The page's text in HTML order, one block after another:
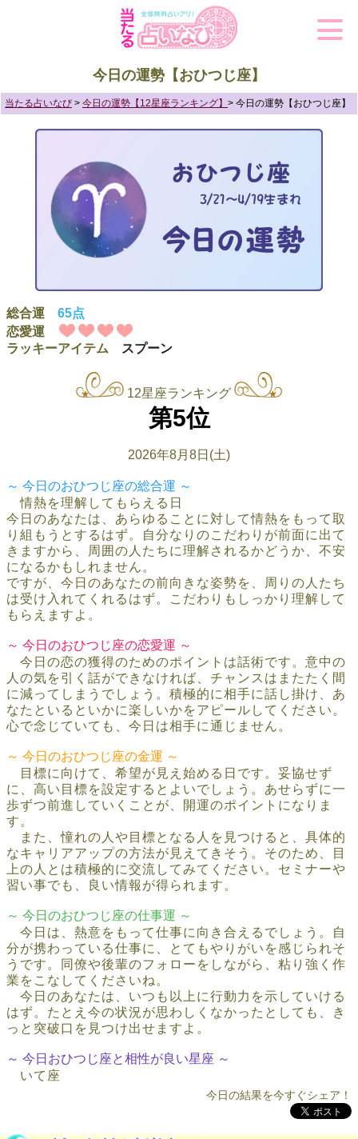
今日の運勢【おひつじ座】
当たる占いなび > 今日の運勢【12星座ランキング】 > 今日の運勢【おひつじ座】
総合運 65点
恋愛運
ラッキーアイテム
スプーン
12星座ランキング
第5位
2026年8月8日(土)
～ 今日のおひつじ座の総合運 ～
情熱を理解してもらえる日
今日のあなたは、あらゆることに対して情熱をもって取
り組もうとするはず。自分なりのこだわりが前面に出て
きますから、周囲の人たちに理解されるかどうか、不安
になるかもしれません。
ですが、今日のあなたの前向きな姿勢を、周りの人たち
は受け入れてくれるはず。こだわりもしっかり理解して
もらえますよ。
～ 今日のおひつじ座の恋愛運 ～
今日の恋の獲得のためのポイントは話術です。意中の
人の気を引く話ができなければ、チャンスはまたたく間
に減ってしまうでしょう。積極的に相手に話し掛け、あ
なたといるといかに楽しいかをアピールしてください。
心で念じていても、今日は相手に通じません。
～ 今日のおひつじ座の金運 ～
目標に向けて、希望が見え始める日です。妥協せず
に、高い目標を設定するとよいでしょう。あせらずに一
歩ずつ前進していくことが、開運のポイントになりま
す。
また、憧れの人や目標となる人を見つけると、具体的
なキャリアアップの方法が見えてきそう。そのため、目
上の人とは積極的に交流してみてください。セミナーや
習い事でも、良い情報が得られます。
～ 今日のおひつじ座の仕事運 ～
今日は、熱意をもって仕事に向き合えるでしょう。自
分が携わっている仕事に、とてもやりがいを感じられそ
うです。同僚や後輩のフォローをしながら、粘り強く作
業をこなしてくださいね。
今日のあなたは、いつも以上に行動力を示していける
はず。たとえ今の状況が思わしくなかったとしても、き
っと突破口を見つけ出せますよ。
～ 今日おひつじ座と相性が良い星座 ～
いて座
今日の結果を今すぐシェア！